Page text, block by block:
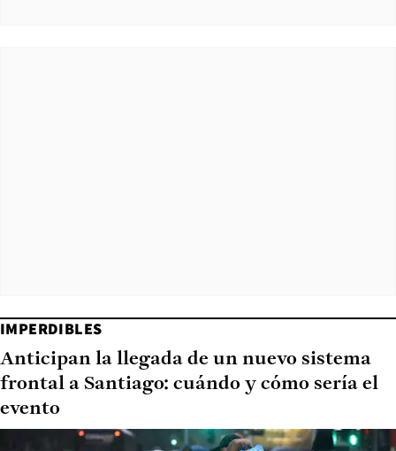
IMPERDIBLES
Anticipan la llegada de un nuevo sistema
frontal a Santiago: cuándo y cómo sería el
evento